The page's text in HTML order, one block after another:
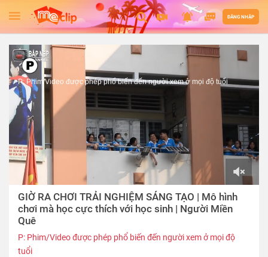
ĐĂNG NHẬP
00:00
18:10
P: Phim/Video được phép phổ biến đến người xem ở mọi độ tuổi
GIỜ RA CHƠI TRẢI NGHIỆM SÁNG TẠO | Mô hình
chơi mà học cực thích với học sinh | Người Miền
Quê
P: Phim/Video được phép phổ biến đến người xem ở mọi độ
tuổi